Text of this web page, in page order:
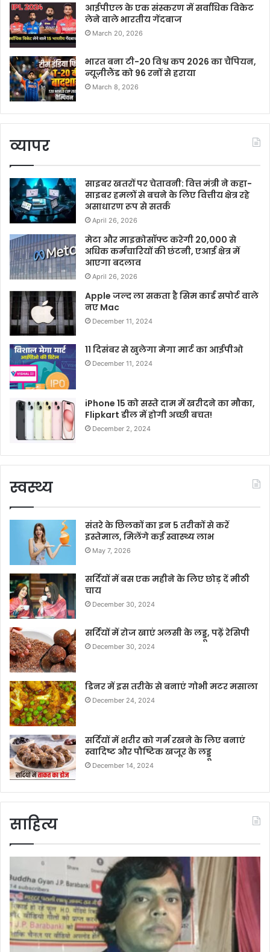
आईपीएल के एक संस्करण में सर्वाधिक विकेट
लेने वाले भारतीय गेंदबाज
March 20, 2026
भारत बना टी-20 विश्व कप 2026 का चैंपियन,
न्यूज़ीलैंड को 96 रनों से हराया
March 8, 2026
व्यापर
साइबर खतरों पर चेतावनी: वित्त मंत्री ने कहा-
साइबर हमलों से बचने के लिए वित्तीय क्षेत्र रहे
असाधारण रूप से सतर्क
April 26, 2026
मेटा और माइक्रोसॉफ्ट करेगी 20,000 से
अधिक कर्मचारियों की छंटनी, एआई क्षेत्र में
आएगा बदलाव
April 26, 2026
Apple जल्द ला सकता है सिम कार्ड सपोर्ट वाले
नए Mac
December 11, 2024
11 दिसंबर से खुलेगा मेगा मार्ट का आईपीओ
December 11, 2024
iPhone 15 को सस्ते दाम में खरीदने का मौका,
Flipkart डील में होगी अच्छी बचत!
December 2, 2024
स्वस्थ्य
संतरे के छिलकों का इन 5 तरीकों से करें
इस्तेमाल, मिलेंगे कई स्वास्थ्य लाभ
May 7, 2026
सर्दियों में बस एक महीने के लिए छोड़ दें मीठी
चाय
December 30, 2024
सर्दियों में रोज खाएं अलसी के लड्डू, पढ़ें रेसिपी
December 30, 2024
डिनर में इस तरीके से बनाएं गोभी मटर मसाला
December 24, 2024
सर्दियों में शरीर को गर्म रखने के लिए बनाएं
स्वादिष्ट और पौष्टिक खजूर के लड्डू
December 14, 2024
साहित्य